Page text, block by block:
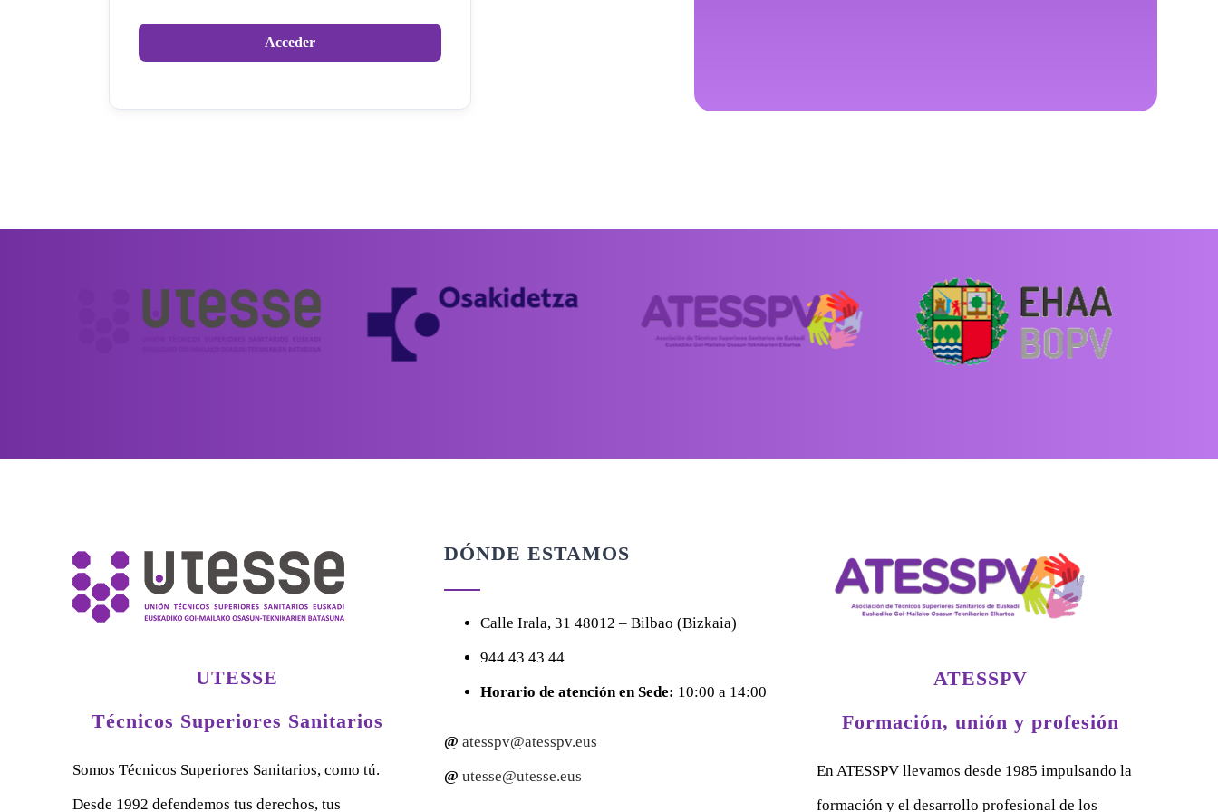
UTESSE
Técnicos Superiores Sanitarios
Somos Técnicos Superiores Sanitarios, como tú.
Desde 1992 defendemos tus derechos, tus
DÓNDE ESTAMOS
CalleIrala, 3148012 – Bilbao (Bizkaia)
944 43 43 44
Horario de atención en Sede: 10:00 a 14:00
@ atesspv@atesspv.eus
@ utesse@utesse.eus
ATESSPV
Formación, unión y profesión
En ATESSPV llevamos desde 1985 impulsando la
formación y el desarrollo profesional de los